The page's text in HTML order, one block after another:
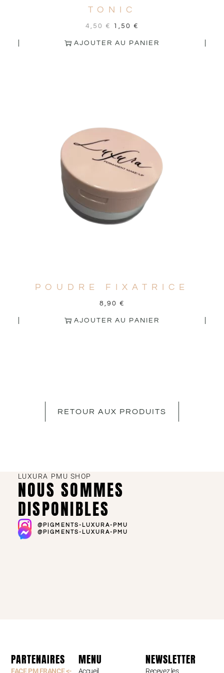
TONIC
4,50 € 1,50 €
AJOUTER AU PANIER
POUDRE FIXATRICE
8,90 €
AJOUTER AU PANIER
RETOUR AUX PRODUITS
LUXURA PMU SHOP
NOUS SOMMES
DISPONIBLES
@PIGMENTS-LUXURA-PMU
@PIGMENTS-LUXURA-PMU
PARTENAIRES
FACE PM FRANCE <-
MENU
Accueil
NEWSLETTER
Recevez les